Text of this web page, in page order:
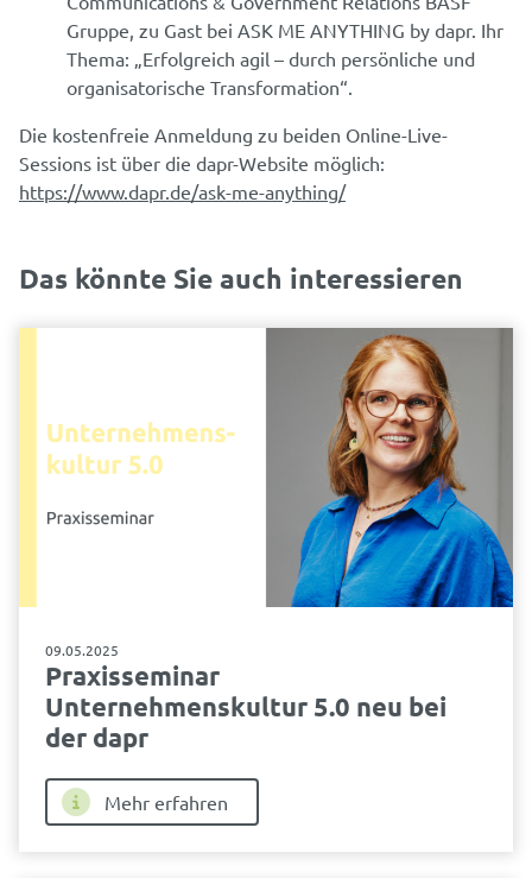
Gruppe, zu Gast bei ASK ME ANYTHING by dapr. Ihr
Thema: „Erfolgreich agil – durch persönliche und
organisatorische Transformation“.
Die kostenfreie Anmeldung zu beiden Online-Live-
Sessions ist über die dapr-Website möglich:
https://www.dapr.de/ask-me-anything/
Das könnte Sie auch interessieren
09.05.2025
Praxisseminar
Unternehmenskultur 5.0 neu bei
der dapr
Mehr erfahren